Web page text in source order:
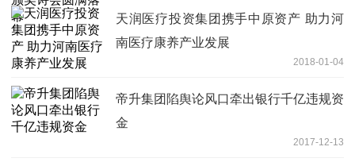
天润医疗投资集团携手中原资产 助力河
南医疗康养产业发展
2018-01-04
帝升集团陷舆论风口牵出银行千亿违规资
金
2017-12-13